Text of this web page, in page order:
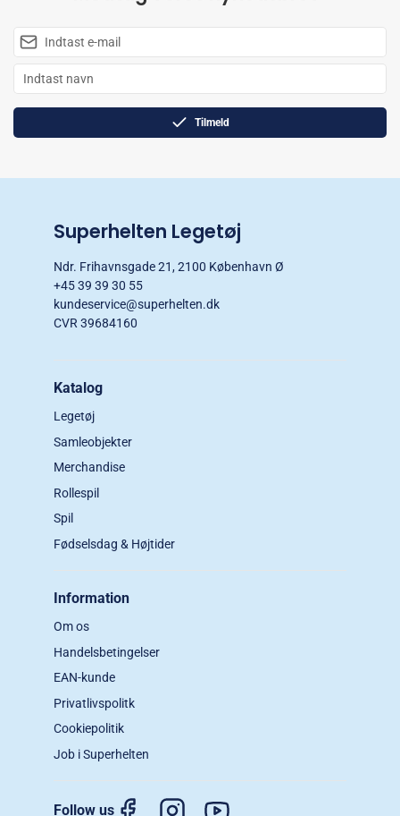
Tilmeld
Superhelten Legetøj
Ndr. Frihavnsgade 21, 2100 København Ø
+45 39 39 30 55
kundeservice@superhelten.dk
CVR 39684160
Katalog
Legetøj
Samleobjekter
Merchandise
Rollespil
Spil
Fødselsdag & Højtider
Information
Om os
Handelsbetingelser
EAN-kunde
Privatlivspolitk
Cookiepolitik
Job i Superhelten
Follow us